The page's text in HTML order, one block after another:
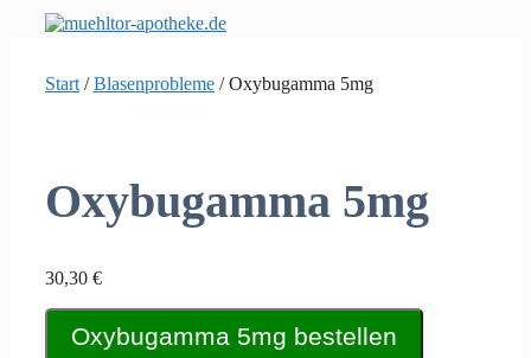
Start /Blasenprobleme / Oxybugamma 5mg
Oxybugamma 5mg
30,30 €
Oxybugamma 5mg bestellen